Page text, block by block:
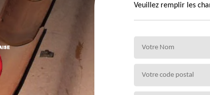
Veuillez remplir les